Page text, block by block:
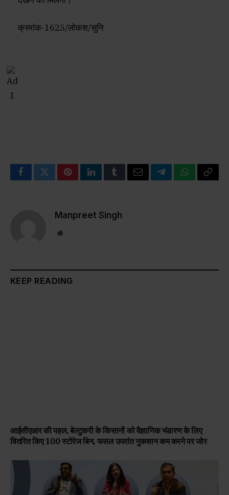
क्रमांक-1625/लोकश/सुनि
FacebookTwitterPinterestLinkedInTumblrEmailTelegramWhatsApp
Copy
Manpreet Singh
Website
KEEP READING
आईसीएआर की पहल, बेल्टुकरी के किसानों को वैज्ञानिक भंडारण के लिए
वितरित किए 100 स्टोरेज बिन, फसल उपरांत नुकसान कम करने पर जोर